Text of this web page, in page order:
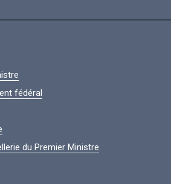
fédéral
du Premier Ministre